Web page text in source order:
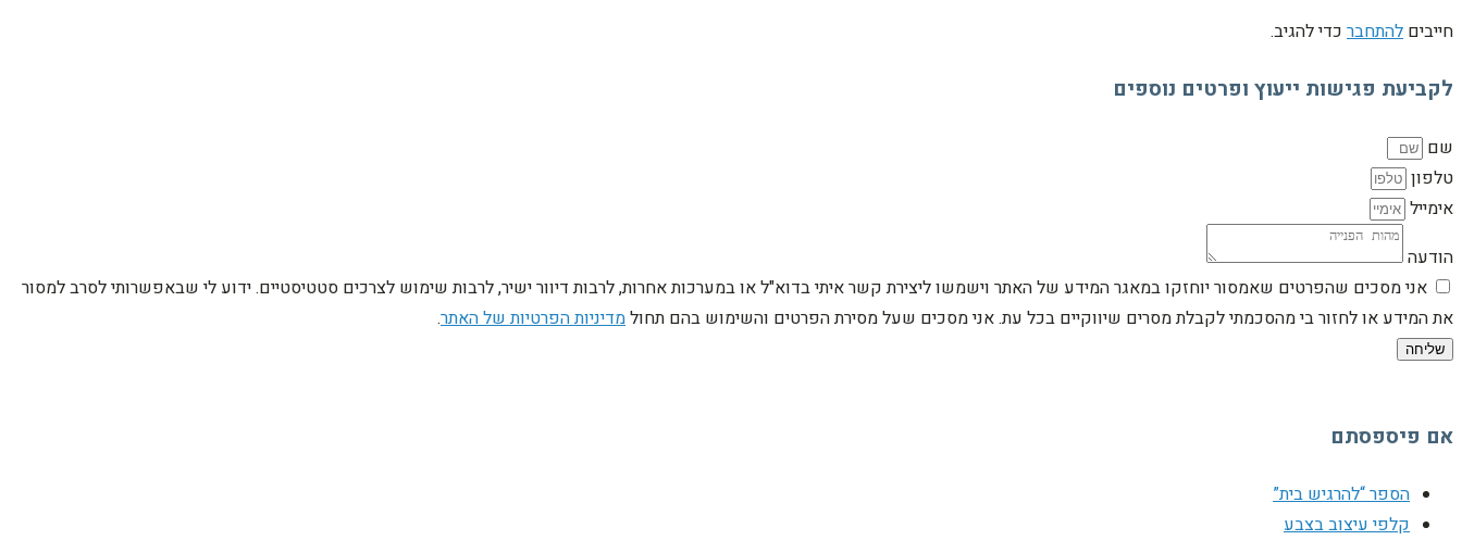
חייבים להתחבר כדי להגיב.
לקביעת פגישות ייעוץ ופרטים נוספים
שם
טלפון
אימייל
הודעה
אני מסכים שהפרטים שאמסור יוחזקו במאגר המידע של האתר וישמשו ליצירת קשר איתי בדוא"ל או במערכות אחרות, לרבות דיוור ישיר, לרבות שימוש לצרכים סטטיסטיים. ידוע לי שבאפשרותי לסרב למסור
את המידע או לחזור בי מהסכמתי לקבלת מסרים שיווקיים בכל עת. אני מסכים שעל מסירת הפרטים והשימוש בהם תחולמדיניות הפרטיות של האתר.
שליחה
אם פיספסתם
הספר “להרגיש בית”
קלפי עיצוב בצבע